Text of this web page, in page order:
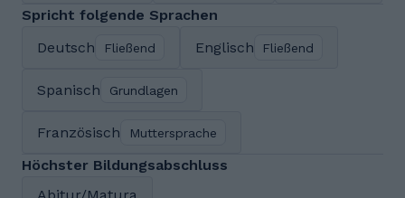
Spricht folgende Sprachen
Deutsch
Fließend Englisch Fließend
Spanisch Grundlagen
Französisch Muttersprache
Höchster Bildungsabschluss